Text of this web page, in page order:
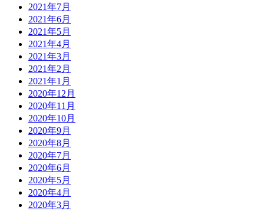
2021年7月
2021年6月
2021年5月
2021年4月
2021年3月
2021年2月
2021年1月
2020年12月
2020年11月
2020年10月
2020年9月
2020年8月
2020年7月
2020年6月
2020年5月
2020年4月
2020年3月